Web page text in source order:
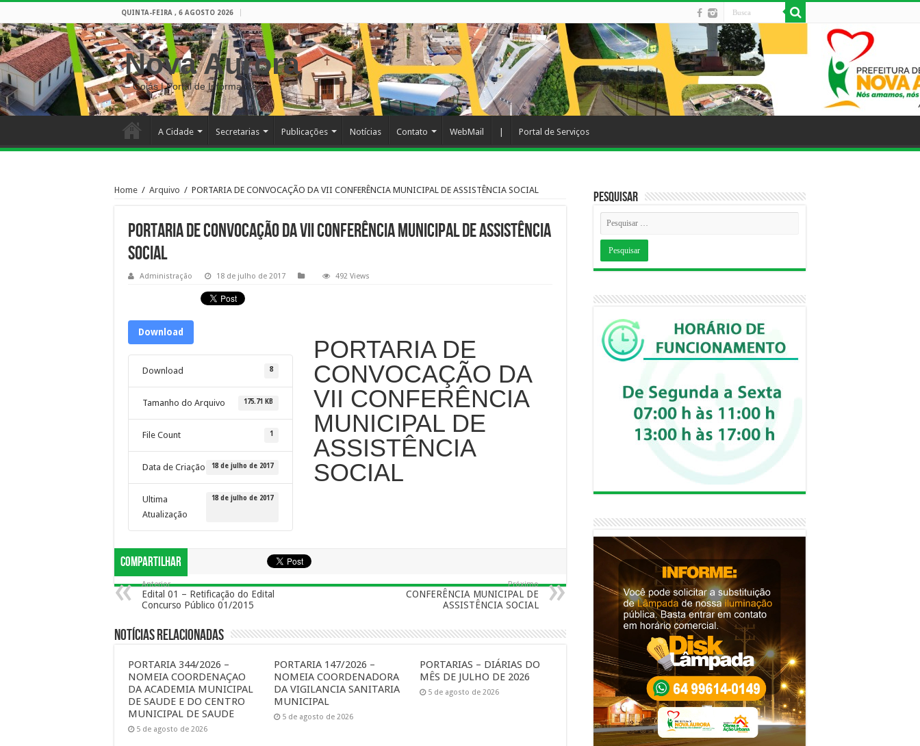
QUINTA-FEIRA , 6 AGOSTO 2026
Nova Aurora
– Goiás | Portal de Informações
A Cidade Secretarias Publicações Notícias Contato WebMail Portal de Serviços
Home / Arquivo / PORTARIA DE CONVOCAÇÃO DA VII CONFERÊNCIA MUNICIPAL DE ASSISTÊNCIA SOCIAL
PORTARIA DE CONVOCAÇÃO DA VII CONFERÊNCIA MUNICIPAL DE ASSISTÊNCIA
SOCIAL
Administração 18 de julho de 2017 492 Views
Download
Download 8
Tamanho do Arquivo 175.71 KB
File Count 1
Data de Criação 18 de julho de 2017
Ultima
Atualização
18 de julho de 2017
PORTARIA DE
CONVOCAÇÃO DA
VII CONFERÊNCIA
MUNICIPAL DE
ASSISTÊNCIA
SOCIAL
Compartilhar
Anterior
Edital 01 – Retificação do Edital
Concurso Público 01/2015
Próximo
CONFERÊNCIA MUNICIPAL DE
ASSISTÊNCIA SOCIAL
Notícias Relacionadas
PORTARIA 344/2026 –
NOMEIA COORDENAÇAO
DA ACADEMIA MUNICIPAL
DE SAUDE E DO CENTRO
MUNICIPAL DE SAUDE
5 de agosto de 2026
PORTARIA 147/2026 –
NOMEIA COORDENADORA
DA VIGILANCIA SANITARIA
MUNICIPAL
5 de agosto de 2026
PORTARIAS – DIÁRIAS DO
MÊS DE JULHO DE 2026
5 de agosto de 2026
Pesquisar